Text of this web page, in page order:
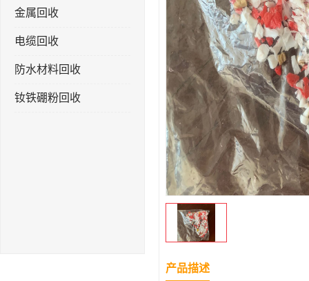
金属回收
电缆回收
防水材料回收
钕铁硼粉回收
产品描述